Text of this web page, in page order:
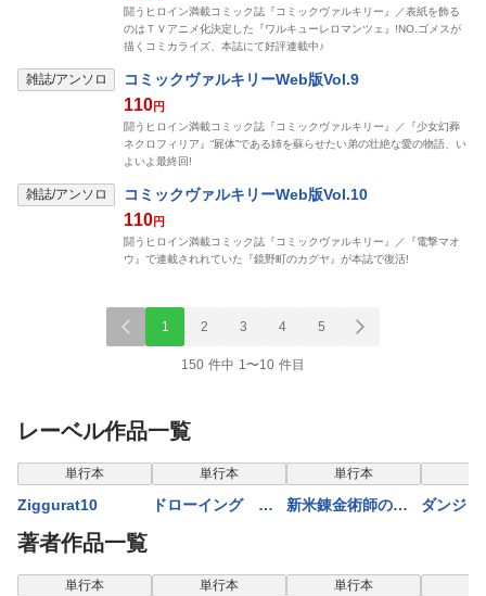
闘うヒロイン満載コミック誌『コミックヴァルキリー』／表紙を飾る
のはＴＶアニメ化決定した『ワルキューレロマンツェ』!NO.ゴメスが
描くコミカライズ、本誌にて好評連載中♪
表示制限中
雑誌/アンソロ コミックヴァルキリーWeb版Vol.9
110円
闘うヒロイン満載コミック誌『コミックヴァルキリー』／『少女幻葬
ネクロフィリア』“屍体”である姉を蘇らせたい弟の壮絶な愛の物語、い
よいよ最終回!
表示制限中
雑誌/アンソロ コミックヴァルキリーWeb版Vol.10
110円
闘うヒロイン満載コミック誌『コミックヴァルキリー』／『電撃マオ
ウ』で連載されれていた『鏡野町のカグヤ』が本誌で復活!
1 2 3 4 5
150 件中 1〜10 件目
レーベル作品一覧
単行本
Ziggurat10
単行本
ドローイング 最
無双する！19
単行本
新米錬金術師の店
ダンジ
著者作品一覧
単行本 単行本 単行本